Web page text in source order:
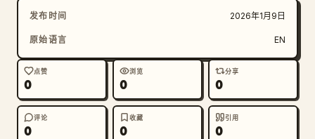
发布时间 2026年1月9日
原始语言 EN
点赞
0
浏览
0
分享
0
评论
0
收藏
0
引用
0